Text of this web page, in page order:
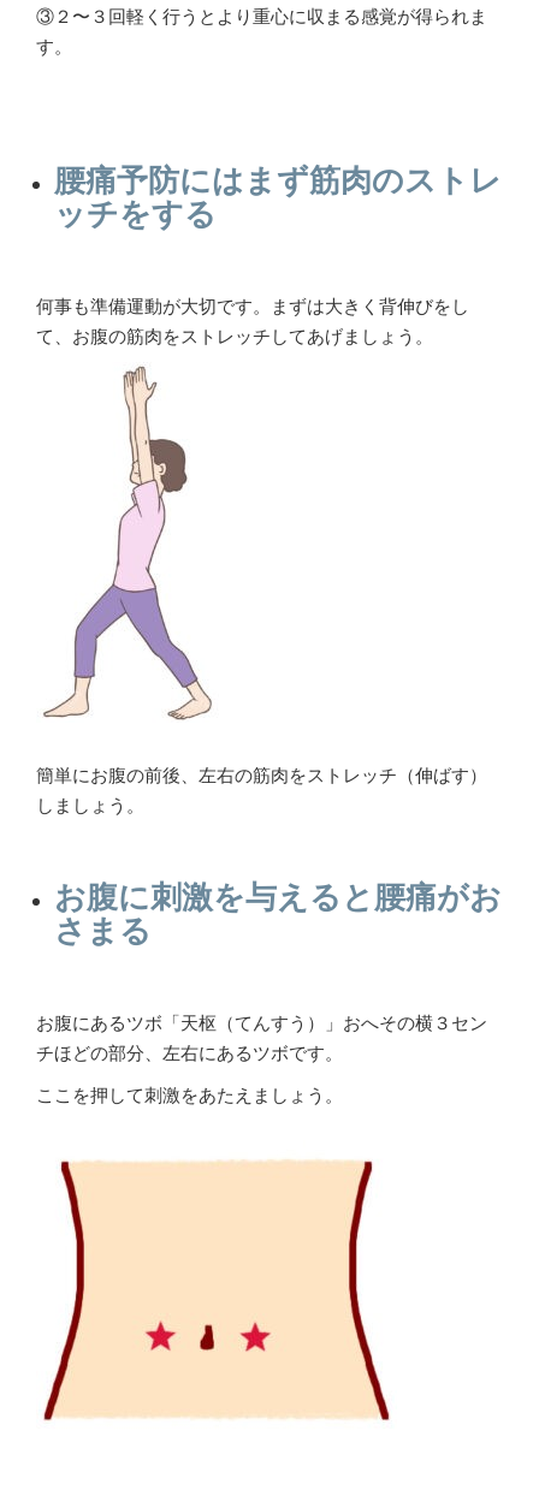
③２〜３回軽く行うとより重心に収まる感覚が得られま
す。
腰痛予防にはまず筋肉のストレ
ッチをする
何事も準備運動が大切です。まずは大きく背伸びをし
て、お腹の筋肉をストレッチしてあげましょう。
簡単にお腹の前後、左右の筋肉をストレッチ（伸ばす）
しましょう。
お腹に刺激を与えると腰痛がお
さまる
お腹にあるツボ「天枢（てんすう）」おへその横３セン
チほどの部分、左右にあるツボです。
ここを押して刺激をあたえましょう。